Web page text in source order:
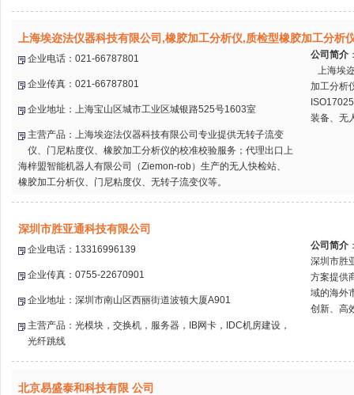
上海埃迩法仪器科技有限公司,橡胶加工分析仪,质检型橡胶加工分析
企业电话：021-66787801
企业传真：021-66787801
企业地址：上海宝山区城市工业区城银路525号1603室
主营产品：上海埃迩法仪器科技有限公司专业提供无转子流变
仪、门尼粘度仪、橡胶加工分析仪的校准校验服务；代理出口上
海梓盟智能机器人有限公司（Ziemon-rob）生产的无人快检站、
橡胶加工分析仪、门尼粘度仪、无转子流变仪等。
公司简介
上海埃
加工分析
装备、无
深圳市胜亚通科技有限公司
企业电话：13316996139
企业传真：0755-22670901
企业地址：深圳市南山区西丽街道波顿大厦A901
主营产品：光模块，交换机，服务器，IB网卡，IDC机房建设，
光纤跳线
公司简介
深圳市胜
方案提供
域的海外
创新、高
北京易盛泰和科技有限 公司